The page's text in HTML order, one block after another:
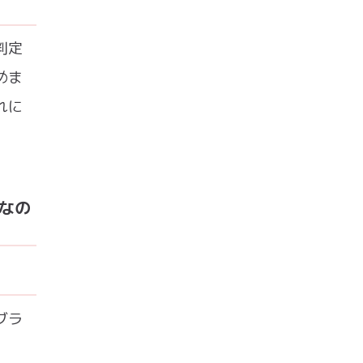
定
ま
に
の
ラ